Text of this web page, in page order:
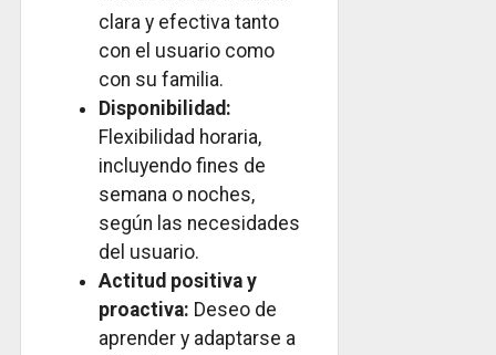
clara y efectiva tanto
con el usuario como
con su familia.
Disponibilidad:
Flexibilidad horaria,
incluyendo fines de
semana o noches,
según las necesidades
del usuario.
Actitud positiva y
proactiva: Deseo de
aprender y adaptarse a